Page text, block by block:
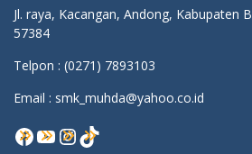
Jl. raya, Kacangan, Andong, Kabupaten
57384
Telpon : (0271) 7893103
Email : smk_muhda@yahoo.co.id
Facebook
YouTube
Instagram
TikTok